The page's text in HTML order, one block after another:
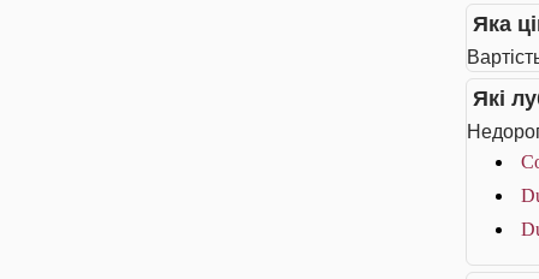
Яка
Які